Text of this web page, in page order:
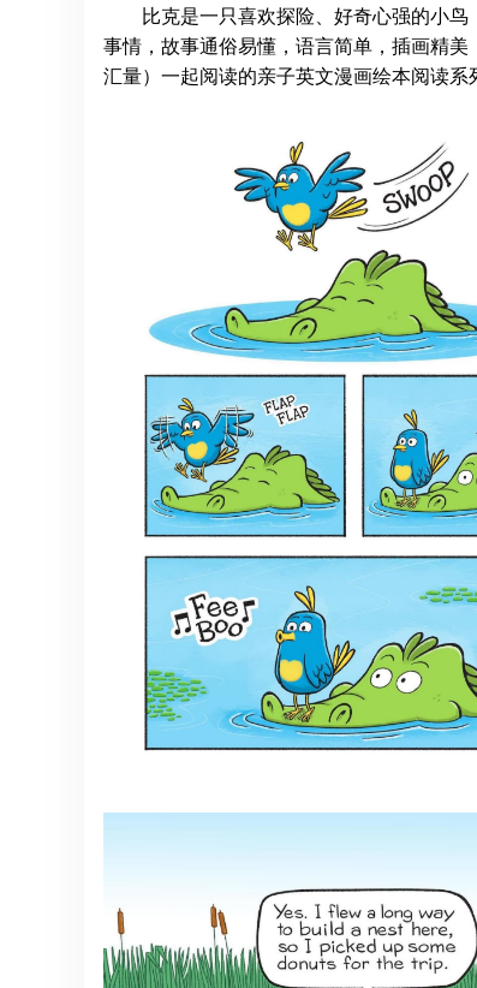
比克是一只喜欢探险、好奇心强的小
事情，故事通俗易懂，语言简单，插画精
汇量）一起阅读的亲子英文漫画绘本阅读系